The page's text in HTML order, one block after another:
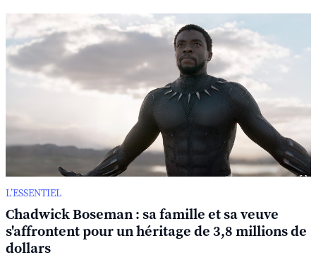
L’ESSENTIEL
Chadwick Boseman : sa famille et sa veuve
s'affrontent pour un héritage de 3,8 millions de
dollars